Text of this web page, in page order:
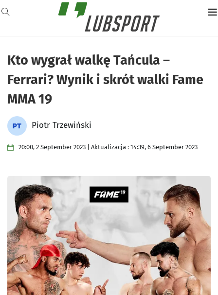
Kto wygrał walkę Tańcula –
Ferrari? Wynik i skrót walki Fame
MMA 19
Piotr Trzewiński
20:00, 2 September 2023 | Aktualizacja : 14:39, 6 September 2023